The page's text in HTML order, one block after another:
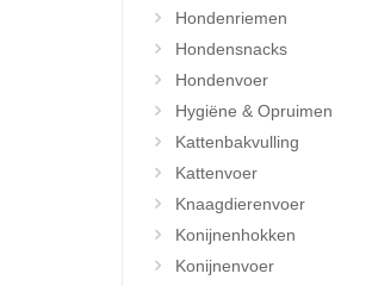
Hondenriemen
Hondensnacks
Hondenvoer
Hygiëne & Opruimen
Kattenbakvulling
Kattenvoer
Knaagdierenvoer
Konijnenhokken
Konijnenvoer